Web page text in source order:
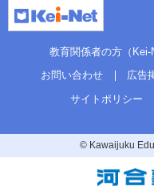
教育関係者の方（Kei-
お問い合わせ
広告
サイトポリシー
© Kawaijuku